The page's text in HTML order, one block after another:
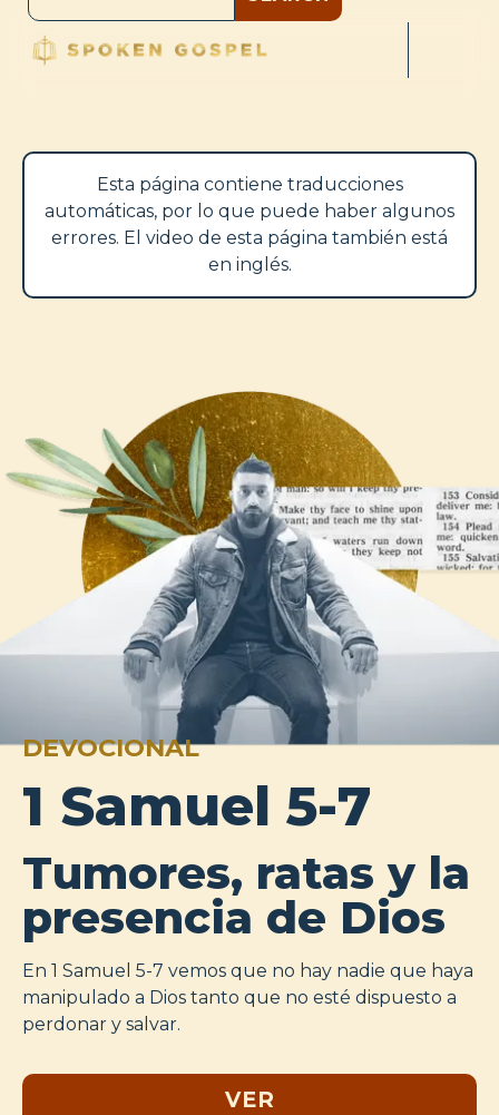
Esta página contiene traducciones
automáticas, por lo que puede haber algunos
errores. El video de esta página también está
en inglés.
DEVOCIONAL
1 Samuel 5-7
Tumores, ratas y la
presencia de Dios
En 1 Samuel 5-7 vemos que no hay nadie que haya
manipulado a Dios tanto que no esté dispuesto a
perdonar y salvar.
VER